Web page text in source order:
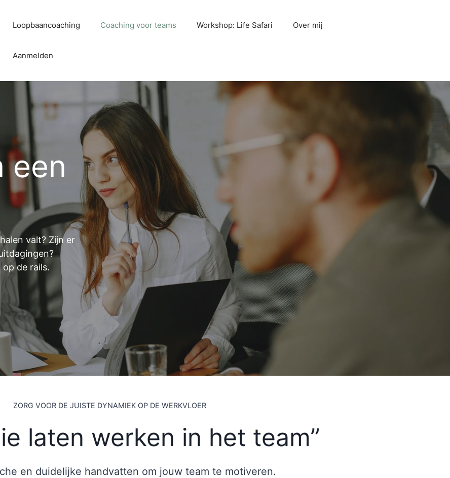
Loopbaancoaching Coaching voor teams Workshop: Life Safari Over mij
Aanmelden
een
valt? Zijn er
de rails.
ZORG VOOR DE JUISTE DYNAMIEK OP DE WERKVLOER
laten werken in het team”
en duidelijke handvatten om jouw team te motiveren.